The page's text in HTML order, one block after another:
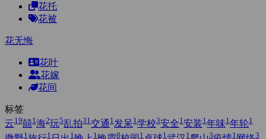
花托
花被
花无悔
花叶
花嫁
花间
标签
云19囍1 海2玩5乱拍31 交通 1 发呆1 学校3安全1 安装1 年味1 年轮1
1 1 1 1 8 1 1 1 3 1 3